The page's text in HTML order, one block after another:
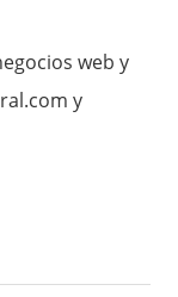
web y
y